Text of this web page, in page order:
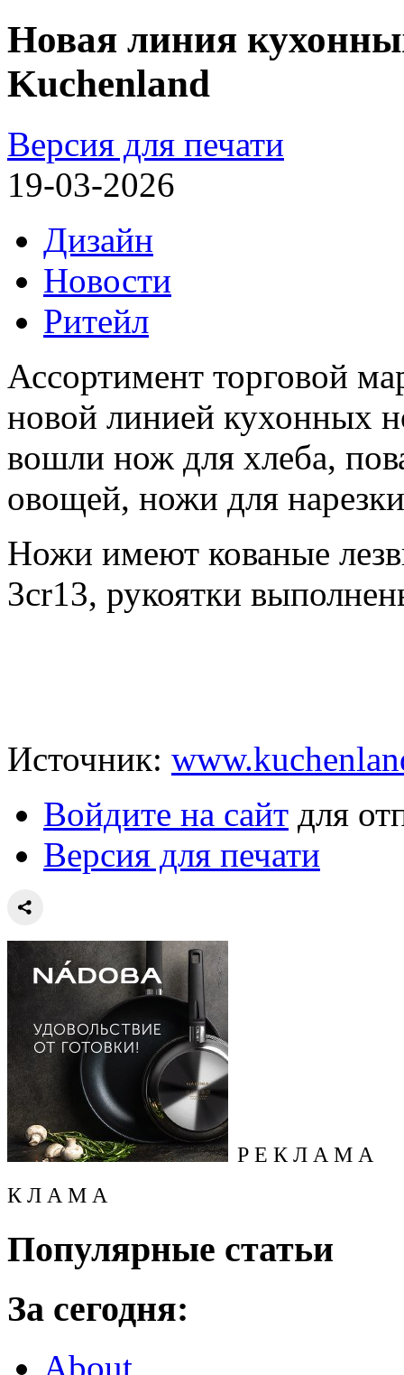
Новая линия
Kuchenland
Версия для печати
19-03-2026
Дизайн
Новости
Ритейл
Ассортимент торговой
новой линией кухонных
вошли нож для хлеба,
овощей, ножи для
Ножи имеют кованые
3cr13, рукоятки
Источник:
Войдите на сайт для
Версия для печати
Р Е К Л А М А
К Л А М А
Популярные статьи
За сегодня:
About